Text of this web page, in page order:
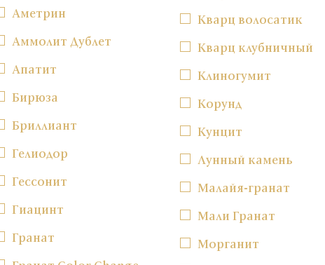
Аметрин
Аммолит Дублет
Апатит
Бирюза
Бриллиант
Гелиодор
Гессонит
Гиацинт
Гранат
Кварц волосатик
Кварц клубничный
Клиногумит
Корунд
Кунцит
Лунный камень
Малайя-гранат
Мали Гранат
Морганит